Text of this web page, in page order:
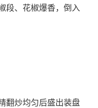
段、花椒爆香，倒入
翻炒均匀后盛出装盘